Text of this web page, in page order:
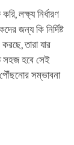
লক্ষ্য নির্ধারণ
জন্য কি নির্দিষ্ট
তারা যার
সহজ হবে সেই
সম্ভাবনা